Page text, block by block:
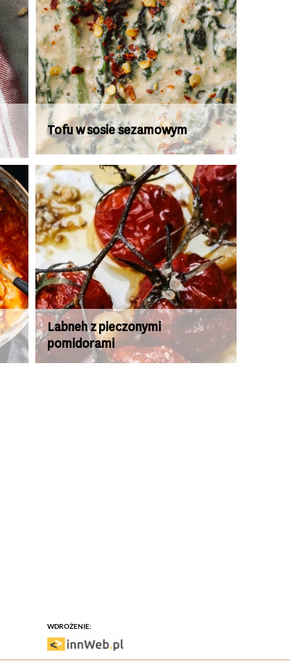
Tofu w sosie sezamowym
Labneh z pieczonymi
pomidorami
WDROŻENIE: